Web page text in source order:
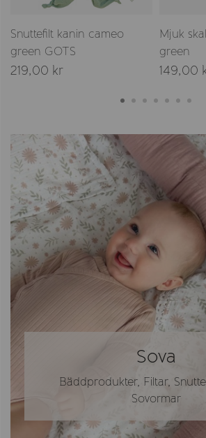
Snuttefilt kanin cameo
green GOTS
219,00 kr
Mjuk
green
149,00
Sova
Bäddprodukter, Filtar,
Sovormar